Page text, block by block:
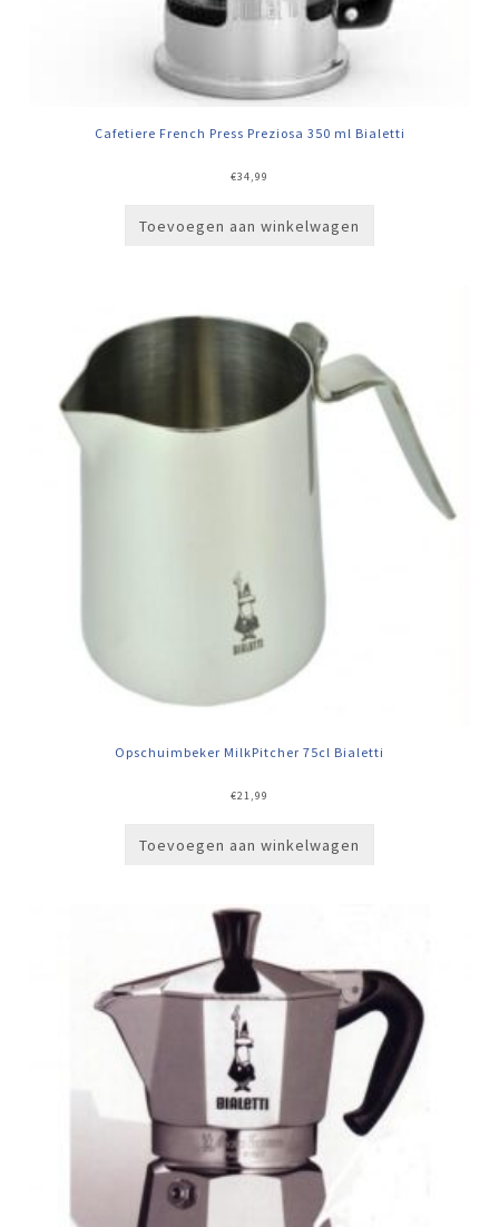
Cafetiere French Press Preziosa 350 ml Bialetti
€34,99
Toevoegen aan winkelwagen
Opschuimbeker MilkPitcher 75cl Bialetti
€21,99
Toevoegen aan winkelwagen